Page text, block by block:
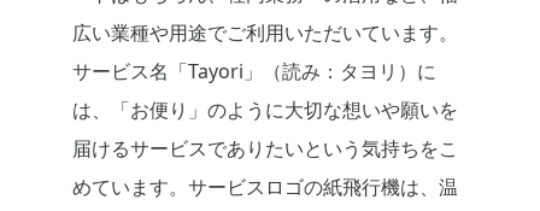
広い業種や用途でご利用いただいています。
サービス名「Tayori」（読み：タヨリ）に
は、「お便り」のように大切な想いや願いを
届けるサービスでありたいという気持ちをこ
めています。サービスロゴの紙飛行機は、温